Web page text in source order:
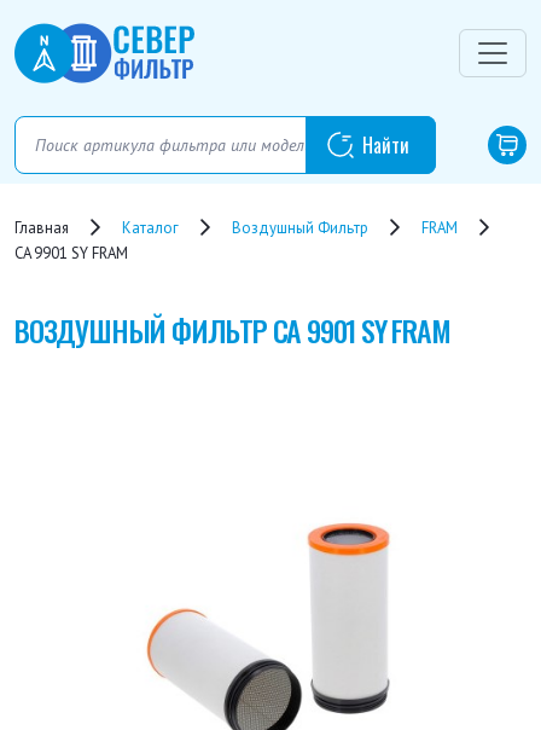
Главная Каталог Воздушный Фильтр
FRAM
CA 9901 SY FRAM
ВОЗДУШНЫЙ ФИЛЬТРCA 9901 SY FRAM